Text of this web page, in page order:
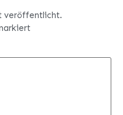
veröffentlicht.